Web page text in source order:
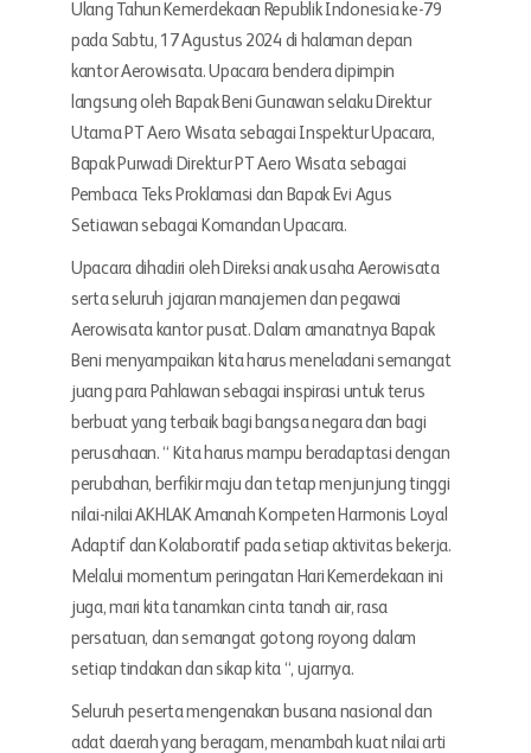
Ulang Tahun Kemerdekaan Republik Indonesia ke-79
pada Sabtu, 17 Agustus 2024 di halaman depan
kantor Aerowisata. Upacara bendera dipimpin
langsung oleh Bapak Beni Gunawan selaku Direktur
Utama PT Aero Wisata sebagai Inspektur Upacara,
Bapak Purwadi Direktur PT Aero Wisata sebagai
Pembaca Teks Proklamasi dan Bapak Evi Agus
Setiawan sebagai Komandan Upacara.
Upacara dihadiri oleh Direksi anak usaha Aerowisata
serta seluruh jajaran manajemen dan pegawai
Aerowisata kantor pusat. Dalam amanatnya Bapak
Beni menyampaikan kita harus meneladani semangat
juang para Pahlawan sebagai inspirasi untuk terus
berbuat yang terbaik bagi bangsa negara dan bagi
perusahaan. “ Kita harus mampu beradaptasi dengan
perubahan, berfikir maju dan tetap menjunjung tinggi
nilai-nilai AKHLAK Amanah Kompeten Harmonis Loyal
Adaptif dan Kolaboratif pada setiap aktivitas bekerja.
Melalui momentum peringatan Hari Kemerdekaan ini
juga, mari kita tanamkan cinta tanah air, rasa
persatuan, dan semangat gotong royong dalam
setiap tindakan dan sikap kita “, ujarnya.
Seluruh peserta mengenakan busana nasional dan
adat daerah yang beragam, menambah kuat nilai arti